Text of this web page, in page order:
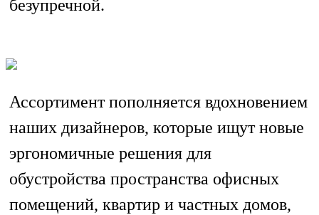
безупречной.
Ассортимент пополняется вдохновением
наших дизайнеров, которые ищут новые
эргономичные решения для
обустройства пространства офисных
помещений, квартир и частных домов,